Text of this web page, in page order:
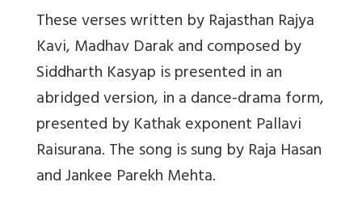
These verses written by Rajasthan Rajya
Kavi, Madhav Darak and composed by
Siddharth Kasyap is presented in an
abridged version, in a dance-drama form,
presented by Kathak exponent Pallavi
Raisurana. The song is sung by Raja Hasan
and Jankee Parekh Mehta.